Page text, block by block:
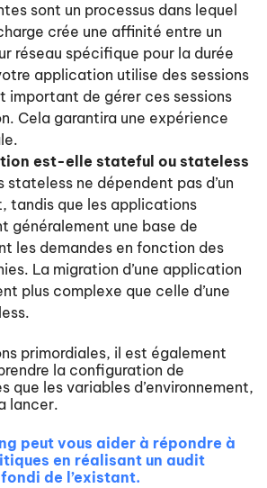
sont un processus dans lequel
crée une affinité entre un
réseau spécifique pour la durée
application utilise des sessions
important de gérer ces sessions
Cela garantira une expérience
est-elle stateful ou stateless
stateless ne dépendent pas d’un
tandis que les applications
généralement une base de
les demandes en fonction des
La migration d’une application
plus complexe que celle d’une
primordiales, il est également
la configuration de
que les variables d’environnement,
lancer.
peut vous aider à répondre à
en réalisant un audit
de l’existant.